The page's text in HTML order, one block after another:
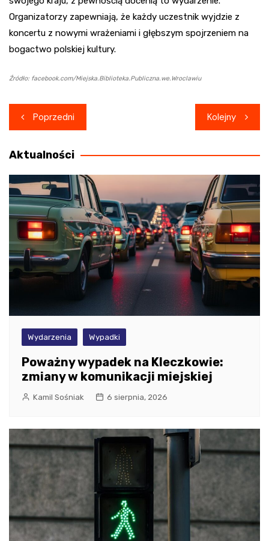
Organizatorzy zapewniają, że każdy uczestnik wyjdzie z
koncertu z nowymi wrażeniami i głębszym spojrzeniem na
bogactwo polskiej kultury.
Źródło: facebook.com/Miejska.Biblioteka.Publiczna.we.Wroclawiu
Nawigacja
wpisu
Poprzedni Kolejny
Aktualności
Wydarzenia Wypadki
Poważny wypadek na Kleczkowie:
zmiany w komunikacji miejskiej
Kamil Sośniak 6 sierpnia, 2026